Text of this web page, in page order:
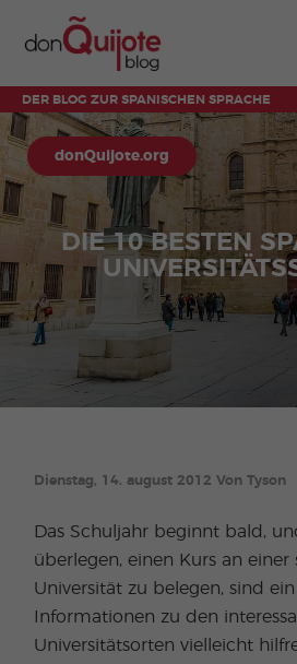
DER BLOG ZUR SPANISCHEN SPRACHE
donQuijote.org
DIE 10 BESTEN
Dienstag, 14. august 2012 Von Tyson
Das Schuljahr beginnt bald,
überlegen, einen Kurs an einer
Universität zu belegen, sind
Informationen zu den
Universitätsorten vielleicht